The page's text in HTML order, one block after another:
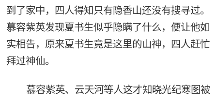
到了家中，四人得知只有隐香山还没有搜寻过。
慕容紫英发现夏书生似乎隐瞒了什么，便让他如
实相告，原来夏书生竟是这里的山神，四人赶忙
拜过神仙。
慕容紫英、云天河等人这才知晓光纪寒图被